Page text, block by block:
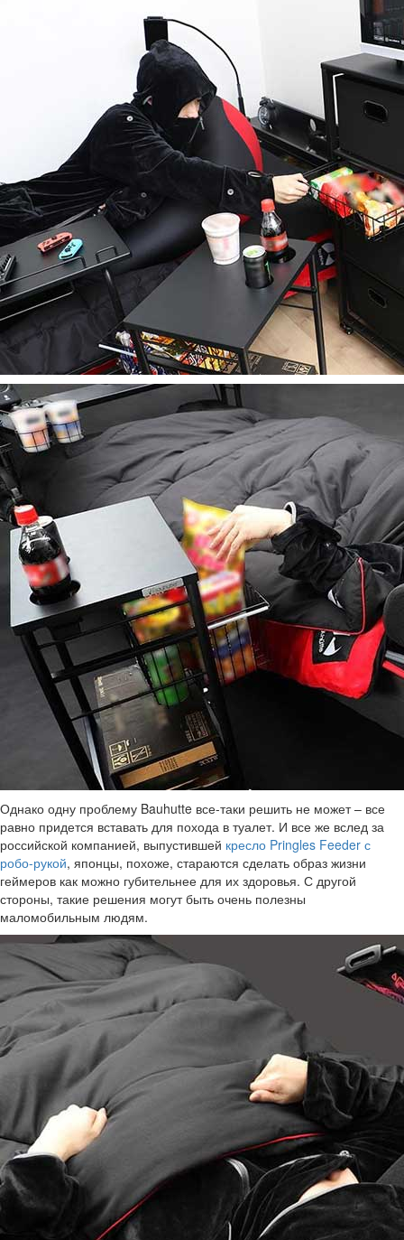
Однако одну проблему Bauhutte все-таки решить не может – все
равно придется вставать для похода в туалет. И все же вслед за
российской компанией, выпустившей кресло Pringles Feeder с
робо-рукой, японцы, похоже, стараются сделать образ жизни
геймеров как можно губительнее для их здоровья. С другой
стороны, такие решения могут быть очень полезны
маломобильным людям.